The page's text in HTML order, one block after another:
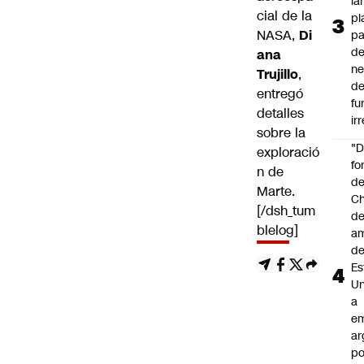
cial de la
NASA, Di
ana
Trujillo,
entregó
detalles
sobre la
exploració
n de
Marte.
[/dsh_tum
blelog]
a